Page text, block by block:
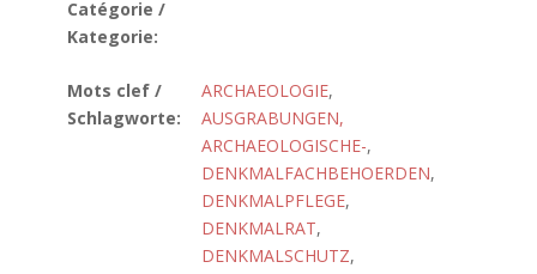
Catégorie /
Kategorie:
Mots clef /
Schlagworte:
ARCHAEOLOGIE,
AUSGRABUNGEN,
ARCHAEOLOGISCHE-,
DENKMALFACHBEHOERDEN,
DENKMALPFLEGE,
DENKMALRAT,
DENKMALSCHUTZ,